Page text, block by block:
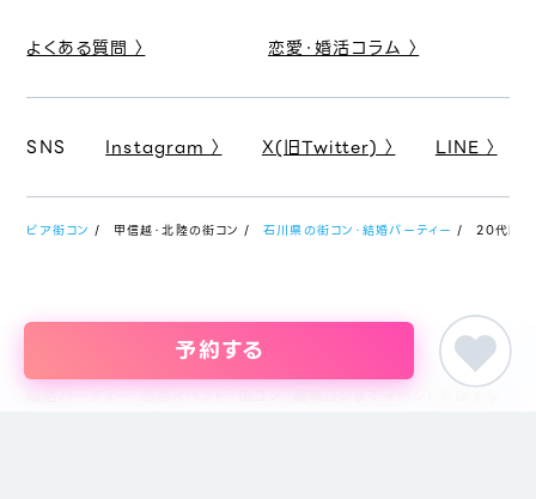
予約する
よくある質問 〉 恋愛・婚活コラム 〉
SNS Instagram 〉 X(旧Twitter) 〉 LINE 〉
ピア街コン 甲信越・北陸の街コン 石川県の街コン・結婚パーティー 20代限
婚活パーティー・恋活イベント・街コン・趣味コンまでイベントを探すな